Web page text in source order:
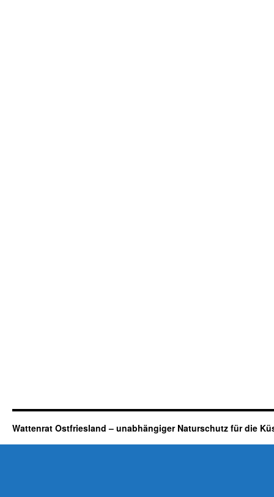
Wattenrat Ostfriesland – unabhängiger Naturschutz für die